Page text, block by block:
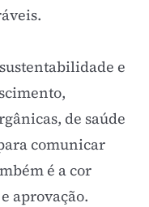
e
de saúde
comunicar
é a cor
aprovação.